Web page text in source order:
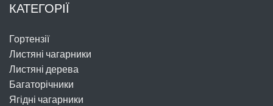
КАТЕГОРІЇ
Гортензії
Листяні чагарники
Листяні дерева
Багаторічники
Ягідні чагарники